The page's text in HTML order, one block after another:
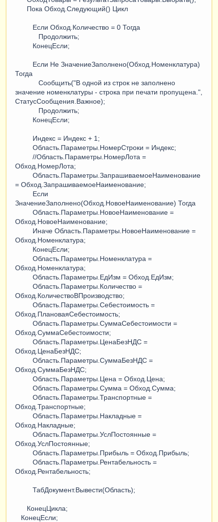
Пока Обход.Следующий() Цикл
Если Обход.Количество = 0 Тогда
Продолжить;
КонецЕсли;
Если Не ЗначениеЗаполнено(Обход.Номенклатура)
Тогда
Сообщить("В одной из строк не заполнено
значение номенклатуры - строка при печати пропущена.",
СтатусСообщения.Важное);
Продолжить;
КонецЕсли;
Индекс = Индекс + 1;
Область.Параметры.НомерСтроки = Индекс;
//Область.Параметры.НомерЛота =
Обход.НомерЛота;
Область.Параметры.ЗапрашиваемоеНаименование
= Обход.ЗапрашиваемоеНаименование;
Если
ЗначениеЗаполнено(Обход.НовоеНаименование) Тогда
Область.Параметры.НовоеНаименование =
Обход.НовоеНаименование;
Иначе Область.Параметры.НовоеНаименование =
Обход.Номенклатура;
КонецЕсли;
Область.Параметры.Номенклатура =
Обход.Номенклатура;
Область.Параметры.ЕдИзм = Обход.ЕдИзм;
Область.Параметры.Количество =
Обход.КоличествоВПроизводство;
Область.Параметры.Себестоимость =
Обход.ПлановаяСебестоимость;
Область.Параметры.СуммаСебестоимости =
Обход.СуммаСебестоимости;
Область.Параметры.ЦенаБезНДС =
Обход.ЦенаБезНДС;
Область.Параметры.СуммаБезНДС =
Обход.СуммаБезНДС;
Область.Параметры.Цена = Обход.Цена;
Область.Параметры.Сумма = Обход.Сумма;
Область.Параметры.Транспортные =
Обход.Транспортные;
Область.Параметры.Накладные =
Обход.Накладные;
Область.Параметры.УслПостоянные =
Обход.УслПостоянные;
Область.Параметры.Прибыль = Обход.Прибыль;
Область.Параметры.Рентабельность =
Обход.Рентабельность;
ТабДокумент.Вывести(Область);
КонецЦикла;
КонецЕсли;